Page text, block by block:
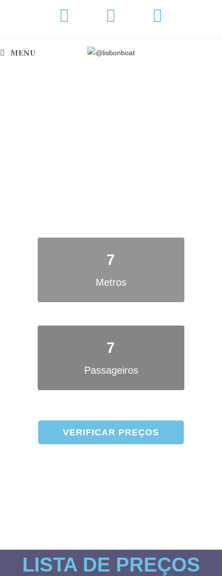
MENU
7
Metros
7
Passageiros
VERIFICAR PREÇOS
LISTA DE PREÇOS